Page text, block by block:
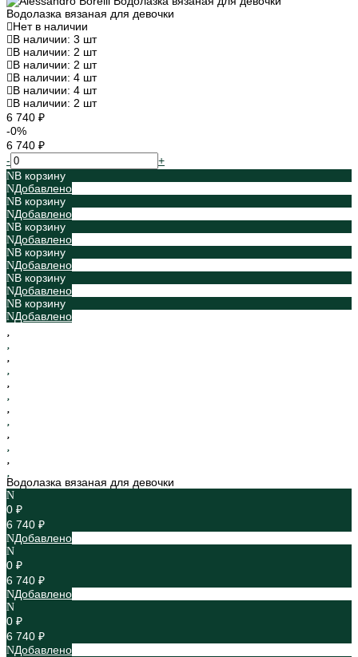
Водолазка вязаная для девочки
Нет в наличии
В наличии: 3 шт
В наличии: 2 шт
В наличии: 2 шт
В наличии: 4 шт
В наличии: 4 шт
В наличии: 2 шт
6 740 ₽
-0%
6 740 ₽
-
+
В корзину
Добавлено
В корзину
Добавлено
В корзину
Добавлено
В корзину
Добавлено
В корзину
Добавлено
В корзину
Добавлено
Водолазка вязаная для девочки
0 ₽
6 740 ₽
Добавлено
0 ₽
6 740 ₽
Добавлено
0 ₽
6 740 ₽
Добавлено